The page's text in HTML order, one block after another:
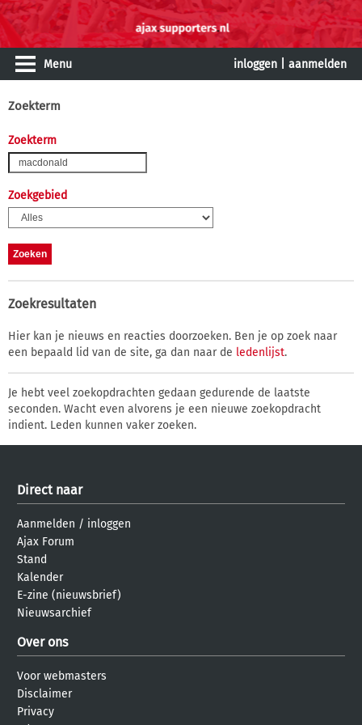
Menu inloggen aanmelden
Zoekterm
Zoekterm
Zoekgebied
Zoekresultaten
Hier kan je nieuws en reacties doorzoeken. Ben je op zoek naar
een bepaald lid van de site, ga dan naar de ledenlijst.
Je hebt veel zoekopdrachten gedaan gedurende de laatste
seconden. Wacht even alvorens je een nieuwe zoekopdracht
indient. Leden kunnen vaker zoeken.
Direct naar
Aanmelden / inloggen
Ajax Forum
Stand
Kalender
E-zine (nieuwsbrief)
Nieuwsarchief
Over ons
Voor webmasters
Disclaimer
Privacy